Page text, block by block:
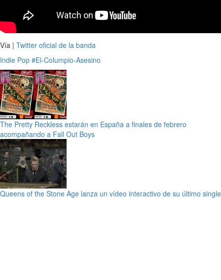
Vía | Twitter oficial de la banda
Indie Pop #El-Columpio-Asesino
The Pretty Reckless estarán en España a finales de febrero
acompañando a Fall Out Boys
Queens of the Stone Age lanza un vídeo interactivo de su último single